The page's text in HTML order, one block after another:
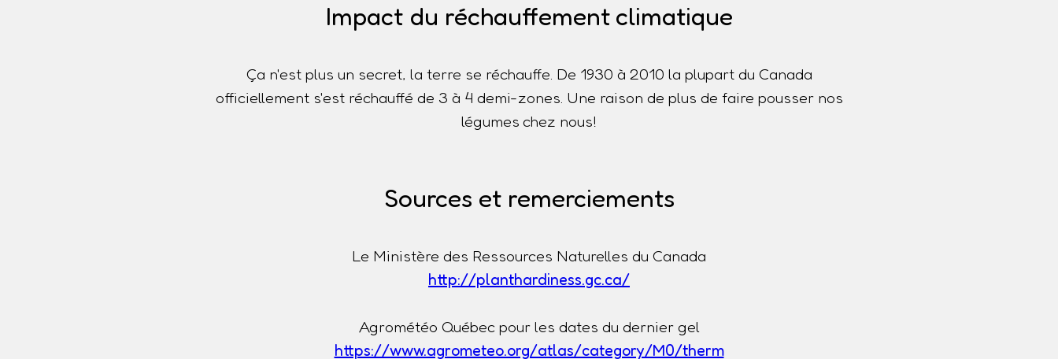
Impact du réchauffement climatique
Ça n'est plus un secret, la terre se réchauffe. De 1930 à 2010 la plupart du Canada
officiellement s'est réchauffé de 3 à 4 demi-zones. Une raison de plus de faire pousser nos
légumes chez nous!
Sources et remerciements
Le Ministère des Ressources Naturelles du Canada
http://planthardiness.gc.ca/
Agrométéo Québec pour les dates du dernier gel
https://www.agrometeo.org/atlas/category/M0/therm